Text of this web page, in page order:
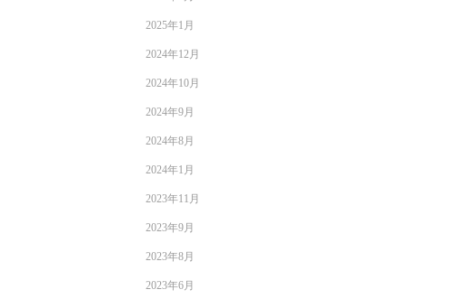
2025年1月
2024年12月
2024年10月
2024年9月
2024年8月
2024年1月
2023年11月
2023年9月
2023年8月
2023年6月